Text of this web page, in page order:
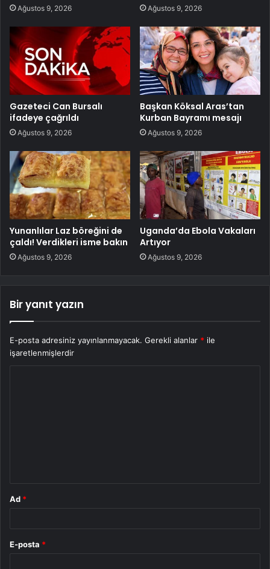
Ağustos 9, 2026 Ağustos 9, 2026
Gazeteci Can Bursalı
ifadeye çağrıldı
Ağustos 9, 2026
Başkan Köksal Aras’tan
Kurban Bayramı mesajı
Ağustos 9, 2026
Yunanlılar Laz böreğini de
çaldı! Verdikleri isme bakın
Ağustos 9, 2026
Uganda’da Ebola Vakaları
Artıyor
Ağustos 9, 2026
Bir yanıt yazın
E-posta adresiniz yayınlanmayacak. Gerekli alanlar * ile
işaretlenmişlerdir
Ad *
E-posta *